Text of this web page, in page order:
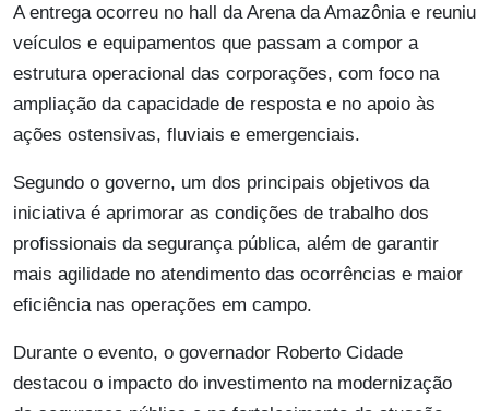
A entrega ocorreu no hall da Arena da Amazônia e reuniu
veículos e equipamentos que passam a compor a
estrutura operacional das corporações, com foco na
ampliação da capacidade de resposta e no apoio às
ações ostensivas, fluviais e emergenciais.
Segundo o governo, um dos principais objetivos da
iniciativa é aprimorar as condições de trabalho dos
profissionais da segurança pública, além de garantir
mais agilidade no atendimento das ocorrências e maior
eficiência nas operações em campo.
Durante o evento, o governador Roberto Cidade
destacou o impacto do investimento na modernização